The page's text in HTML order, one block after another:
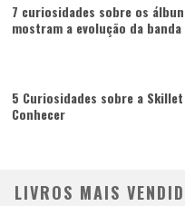
7 curiosidades sobre os
mostram a evolução da banda
5 Curiosidades sobre a
Conhecer
LIVROS MAIS